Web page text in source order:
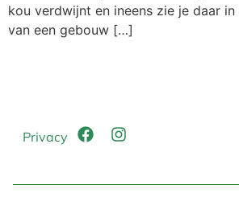
kou verdwijnt en ineens zie je daar
van een gebouw […]
Privacy